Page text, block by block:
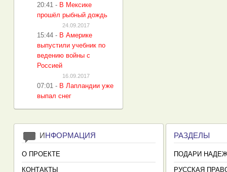
20:41 - В Мексике
прошёл рыбный дождь
24.09.2017
15:44 - В Америке
выпустили учебник по
ведению войны с
Россией
16.09.2017
07:01 - В Лапландии уже
выпал снег
ИНФОРМАЦИЯ
О ПРОЕКТЕ
КОНТАКТЫ
РАЗДЕЛЫ
ПОДАРИ
РУССКАЯ